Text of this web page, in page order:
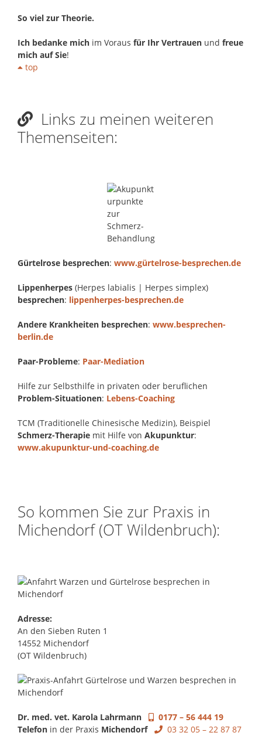
So viel zur Theorie.
Ich bedanke mich im Voraus für Ihr Vertrauen und freue
mich auf Sie!
top
Links zu meinen weiteren
Themenseiten:
Gürtelrose besprechen: www.gürtelrose-besprechen.de
Lippenherpes (Herpes labialis | Herpes simplex)
besprechen: lippenherpes-besprechen.de
Andere Krankheiten besprechen: www.besprechen-
berlin.de
Paar-Probleme: Paar-Mediation
Hilfe zur Selbsthilfe in privaten oder beruflichen
Problem-Situationen: Lebens-Coaching
TCM (Traditionelle Chinesische Medizin), Beispiel
Schmerz-Therapie mit Hilfe von Akupunktur:
www.akupunktur-und-coaching.de
So kommen Sie zur Praxis in
Michendorf (OT Wildenbruch):
Adresse:
An den Sieben Ruten 1
14552 Michendorf
(OT Wildenbruch)
Dr. med. vet. Karola Lahrmann
0177 – 56 444 19
Telefon in der Praxis Michendorf 03 32 05 – 22 87 87